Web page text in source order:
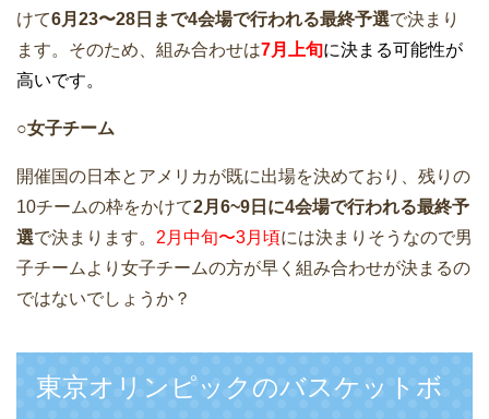
けて6月23〜28日まで4会場で行われる最終予選で決まり
ます。そのため、組み合わせは7月上旬に決まる可能性が
高いです。
○女子チーム
開催国の日本とアメリカが既に出場を決めており、残りの
10チームの枠をかけて2月6~9日に4会場で行われる最終予
選で決まります。 2月中旬〜3月頃には決まりそうなので男
子チームより女子チームの方が早く組み合わせが決まるの
ではないでしょうか？
東京オリンピックのバスケットボ